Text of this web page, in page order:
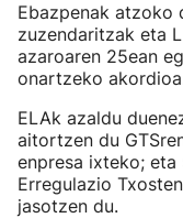
Ebazpenak atzoko
zuzendaritzak eta
azaroaren 25ean
onartzeko
ELAk azaldu
aitortzen du
enpresa ixteko;
Erregulazio
jasotzen du.